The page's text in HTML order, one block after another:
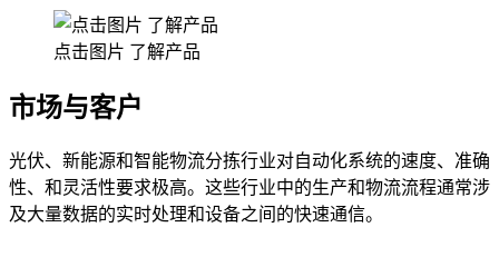
点击图片 了解产品
市场与客户
光伏、新能源和智能物流分拣行业对自动化系统的速度、准确
性、和灵活性要求极高。这些行业中的生产和物流流程通常涉
及大量数据的实时处理和设备之间的快速通信。